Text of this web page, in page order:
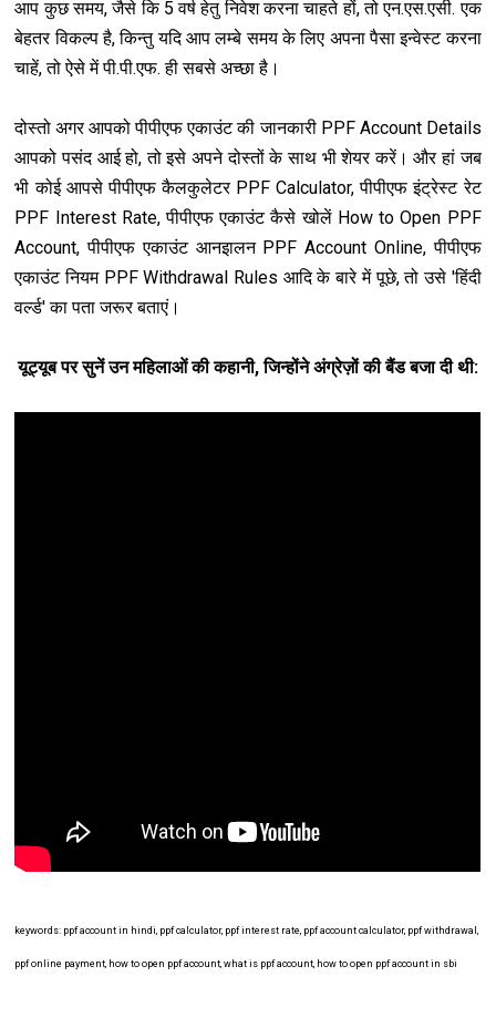
आप कुछ समय, जैसे कि 5 वर्ष हेतु निवेश करना चाहते हों, तो एन.एस.एसी. एक
बेहतर विकल्‍प है, किन्‍तु यदि आप लम्‍बे समय के लिए अपना पैसा इन्वेस्ट करना
चाहें, तो ऐसे में पी.पी.एफ. ही सबसे अच्छा है।
दोस्तो अगर आपको पीपीएफ एकाउंट की जानकारी PPF Account Details
आपको पसंद आई हो, तो इसे अपने दोस्तों के साथ भी शेयर करें। और हां जब
भी कोई आपसे पीपीएफ कैलकुलेटर PPF Calculator, पीपीएफ इंट्रेस्ट रेट
PPF Interest Rate, पीपीएफ एकाउंट कैसे खोलें How to Open PPF
Account, पीपीएफ एकाउंट आनइालन PPF Account Online, पीपीएफ
एकाउंट नियम PPF Withdrawal Rules आदि के बारे में पूछे, तो उसे 'हिंदी
वर्ल्ड' का पता जरूर बताएं।
यूट्यूब पर सुनें उन महिलाओं की कहानी, जिन्होंने अंग्रेज़ों की बैंड बजा दी थी:
keywords: ppf account in hindi, ppf calculator, ppf interest rate, ppf account calculator, ppf withdrawal,
ppf online payment, how to open ppf account, what is ppf account, how to open ppf account in sbi